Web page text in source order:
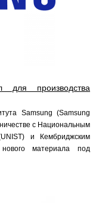
для производства
Samsung (Samsung
с Национальным
и Кембриджским
материала под